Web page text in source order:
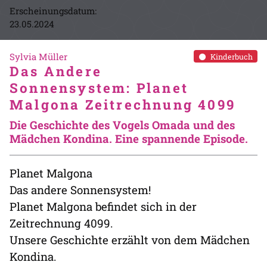
Erscheinungsdatum:
23.05.2024
Kinderbuch
Sylvia Müller
Das Andere
Sonnensystem: Planet
Malgona Zeitrechnung 4099
Die Geschichte des Vogels Omada und des
Mädchen Kondina. Eine spannende Episode.
Planet Malgona
Das andere Sonnensystem!
Planet Malgona befindet sich in der
Zeitrechnung 4099.
Unsere Geschichte erzählt von dem Mädchen
Kondina.